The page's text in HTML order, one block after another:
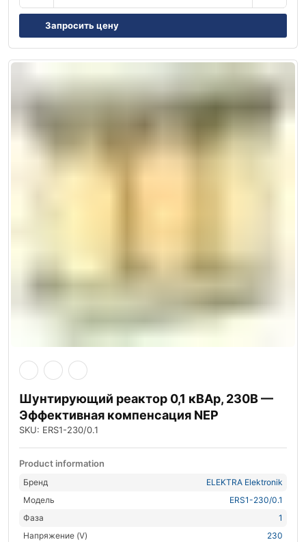
Запросить цену
Шунтирующий реактор 0,1 кВАр, 230В —
Эффективная компенсация NEP
SKU: ERS1-230/0.1
Product information
Бренд
ELEKTRA Elektronik
Модель
ERS1-230/0.1
Фаза
1
Напряжение (V)
230